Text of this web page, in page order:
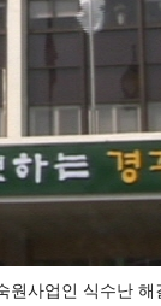
사업인 식수난